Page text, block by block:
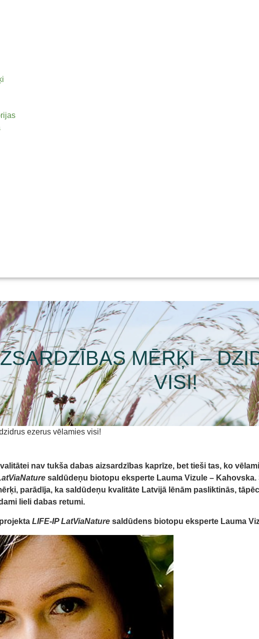
MĒRĶI –
VISI!
ezerus vēlamies visi!
nav tukša dabas aizsardzības kaprīze, bet tieši tas, ko
saldūdeņu biotopu eksperte Lauma Vizule –
parādīja, ka saldūdeņu kvalitāte Latvijā lēnām pasliktinās,
lieli dabas retumi.
LIFE-IP LatViaNature saldūdens biotopu eksperte Lauma